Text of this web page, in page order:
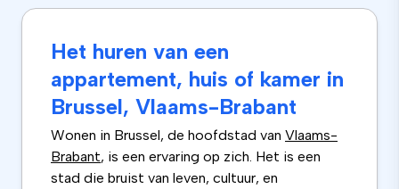
Het huren van een
appartement, huis of kamer in
Brussel, Vlaams-Brabant
Wonen in Brussel, de hoofdstad van Vlaams-
Brabant, is een ervaring op zich. Het is een
stad die bruist van leven, cultuur, en